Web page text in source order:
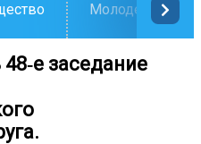
Молодежь
заседание